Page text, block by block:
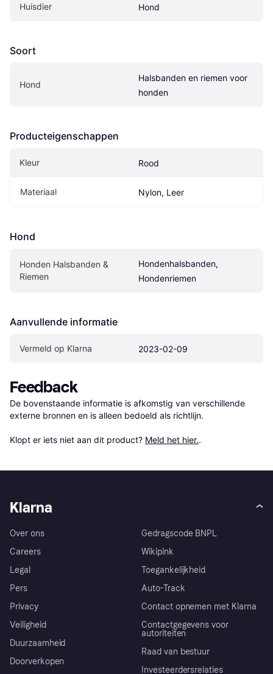
Huisdier Hond
Soort
Hond
Halsbanden en riemen voor
honden
Producteigenschappen
Kleur Rood
Materiaal Nylon, Leer
Hond
Honden Halsbanden &
Riemen
Hondenhalsbanden,
Hondenriemen
Aanvullende informatie
Vermeld op Klarna 2023-02-09
Feedback
De bovenstaande informatie is afkomstig van verschillende
externe bronnen en is alleen bedoeld als richtlijn.
Klopt er iets niet aan dit product? Meld het hier..
Klarna
Over ons
Careers
Legal
Pers
Privacy
Veiligheid
Duurzaamheid
Doorverkopen
Gedragscode BNPL
Wikipink
Toegankelijkheid
Auto-Track
Contact opnemen met Klarna
Contactgegevens voor
autoriteiten
Raad van bestuur
Investeerdersrelaties